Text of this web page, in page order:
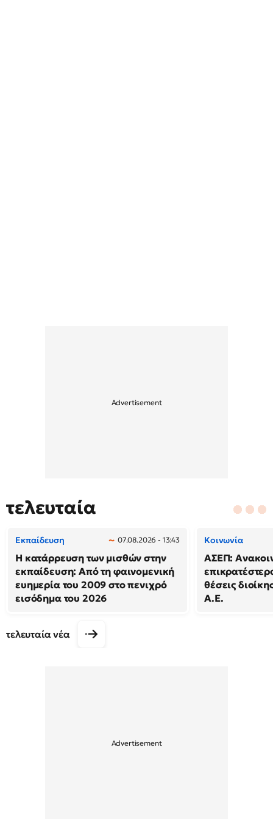
τελευταία
Εκπαίδευση 07.08.2026 - 13:43
Η κατάρρευση των μισθών στην
εκπαίδευση: Από τη φαινομενική
ευημερία του 2009 στο πενιχρό
εισόδημα του 2026
Κοινωνία
ΑΣΕΠ:
θέσεις
Α.Ε.
τελευταία νέα